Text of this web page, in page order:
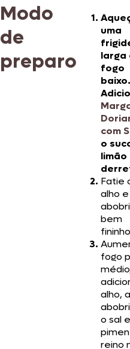
Modo
de
preparo
uma
larga
fogo
baixo.
Doria
com
o
Fatie
alho
bem
fogo
alho, a
o sal e
reino